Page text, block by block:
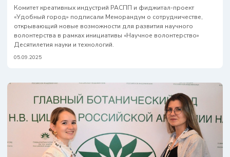
Комитет креативных индустрий РАСПП и фиджитал-проект
«Удобный город» подписали Меморандум о сотрудничестве,
открывающий новые возможности для развития научного
волонтерства в рамках инициативы «Научное волонтерство»
Десятилетия науки и технологий.
05.09.2025